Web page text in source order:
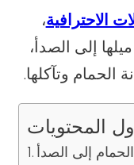
الاحترافية،
إلى الصدأ،
الحمام وتآكلها.
المحتويات
إلى الصدأ